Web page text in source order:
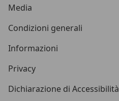
Media
Condizioni generali
Informazioni
Privacy
Dichiarazione di Accessibilità